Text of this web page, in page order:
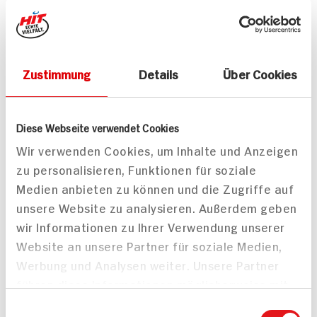
Zustimmung Details Über Cookies
Diese Webseite verwendet Cookies
Wir verwenden Cookies, um Inhalte und Anzeigen
zu personalisieren, Funktionen für soziale
Medien anbieten zu können und die Zugriffe auf
unsere Website zu analysieren. Außerdem geben
wir Informationen zu Ihrer Verwendung unserer
Website an unsere Partner für soziale Medien,
Werbung und Analysen weiter. Unsere Partner
Alle Rezepte
Pikante Nackensteaks
25 min
622 kcal p. Portion
Leicht
Mandel-Rotbarsch
15 min
725 kcal p. Portion
Leicht